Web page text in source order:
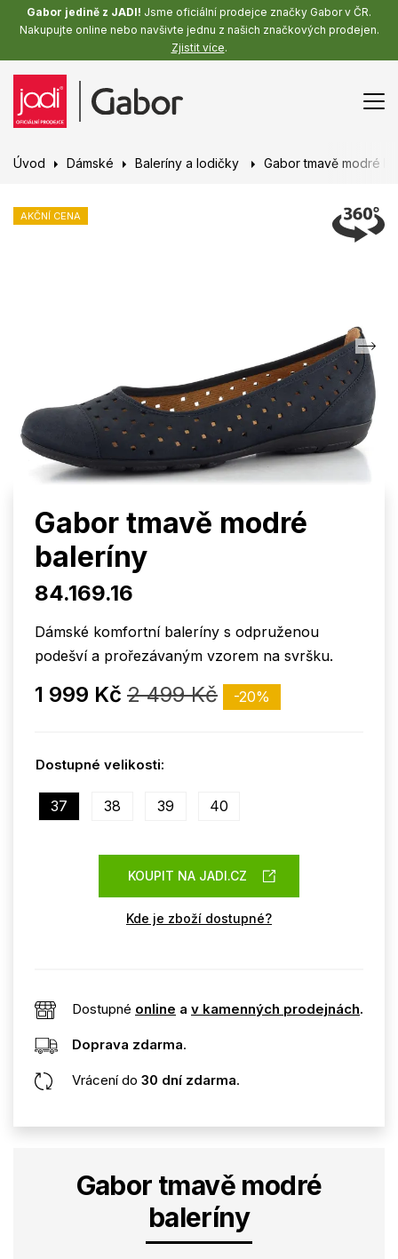
Gabor jedině z JADI! Jsme oficiální prodejce značky Gabor v ČR.
Nakupujte online nebo navšivte jednu z našich značkových prodejen.
Zjistit více.
Úvod Dámské Baleríny a lodičky Gabor tmavě modré
AKČNÍ CENA
Gabor tmavě modré
baleríny
84.169.16
Dámské komfortní baleríny s odpruženou
podešví a prořezávaným vzorem na svršku.
1 999 Kč 2 499 Kč -20%
Dostupné velikosti:
37 38 39 40
KOUPIT NA JADI.CZ
Kde je zboží dostupné?
Dostupné online a v kamenných prodejnách.
Doprava zdarma.
Vrácení do 30 dní zdarma.
Gabor tmavě modré
baleríny